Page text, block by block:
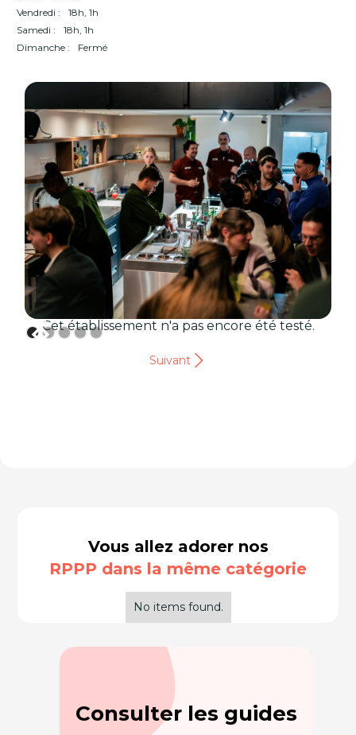
Vendredi :
18h, 1h
Samedi :
18h, 1h
Dimanche :
Fermé
Cet établissement n'a pas encore été testé.
Suivant
Vous allez adorer nos
RPPP dans la même catégorie
No items found.
Consulter les guides